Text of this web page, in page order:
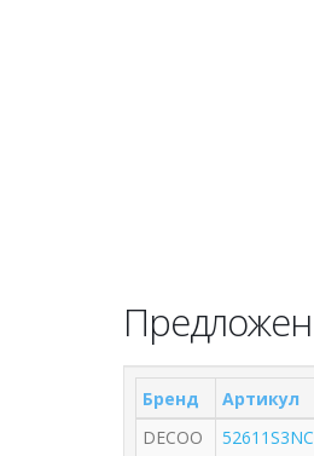
Бренд Артикул
DECOO